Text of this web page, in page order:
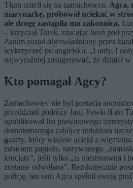
Tłum rzucił się na zamachowca. Agca,
marynarkę, próbował uciekać w
ale drogę zastąpiła mu zakonnica,
– krzyczał Turek, rzucając broń pod
Zanim został obezwładniony przez
wykrzyczeć po angielsku: „I only, I
najwyraźniej zasugerować, że działał
Kto pomagał Agcy?
Zamachowiec nie był postacią
przeddzień podróży Jana Pawła II do
opublikował list prawicowego
domniemanego zabójcy redaktora
gazety, który właśnie uciekł z
zabiciem papieża, nazywanego
krucjaty”, jeśli tylko „ta niestosowna i
zostanie odwołana”. Bezskutecznie
policję, ten sam Agca spełnił swoją